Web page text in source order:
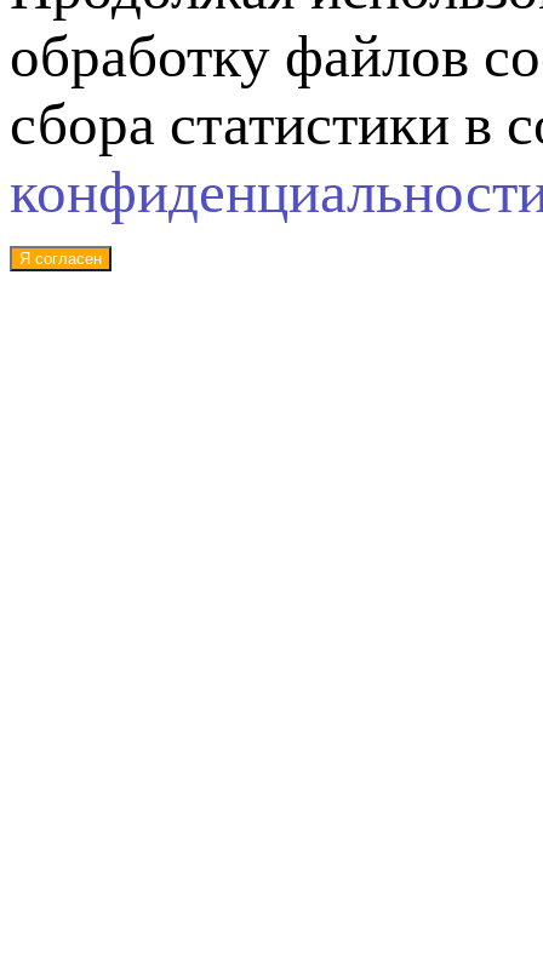
обработку файлов
сбора статистики в
Я согласен